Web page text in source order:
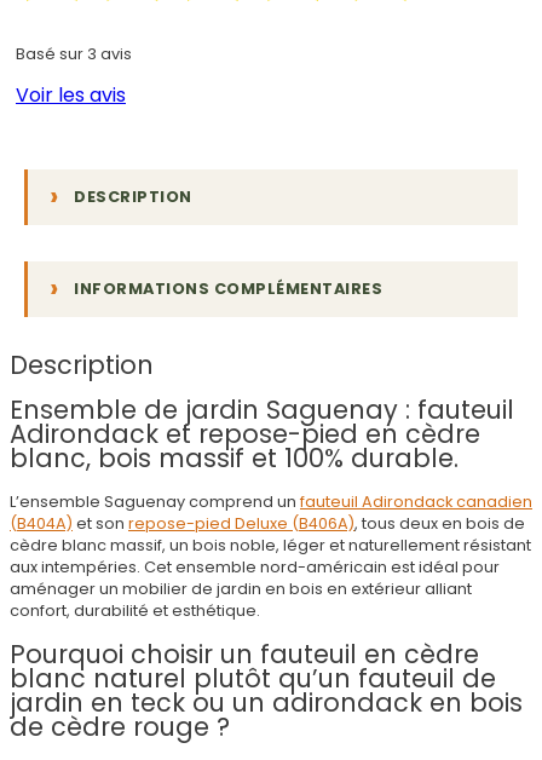
Basé sur 3 avis
Voir les avis
DESCRIPTION
INFORMATIONS COMPLÉMENTAIRES
Description
Ensemble de jardin Saguenay : fauteuil
Adirondack et repose-pied en cèdre
blanc, bois massif et 100% durable.
L’ensemble Saguenay comprend un fauteuil Adirondack canadien
(B404A) et son repose-pied Deluxe (B406A), tous deux en bois de
cèdre blanc massif, un bois noble, léger et naturellement résistant
aux intempéries. Cet ensemble nord-américain est idéal pour
aménager un mobilier de jardin en bois en extérieur alliant
confort, durabilité et esthétique.
Pourquoi choisir un fauteuil en cèdre
blanc naturel plutôt qu’un fauteuil de
jardin en teck ou un adirondack en bois
de cèdre rouge ?